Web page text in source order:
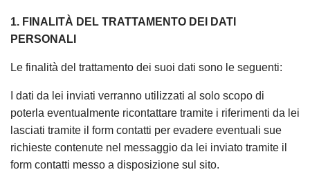
1. FINALITÀ DEL TRATTAMENTO DEI DATI
PERSONALI
Le finalità del trattamento dei suoi dati sono le seguenti:
I dati da lei inviati verranno utilizzati al solo scopo di
poterla eventualmente ricontattare tramite i riferimenti da lei
lasciati tramite il form contatti per evadere eventuali sue
richieste contenute nel messaggio da lei inviato tramite il
form contatti messo a disposizione sul sito.